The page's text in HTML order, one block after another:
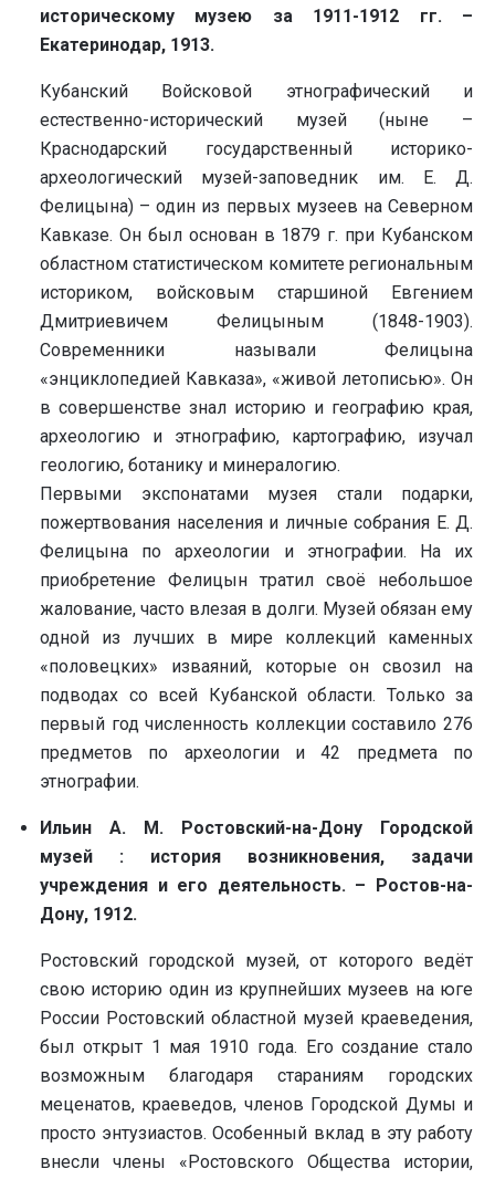
историческому музею за 1911-1912 гг. –
Екатеринодар, 1913.
Кубанский Войсковой этнографический и
естественно-исторический музей (ныне –
Краснодарский государственный историко-
археологический музей-заповедник им. Е. Д.
Фелицына) – один из первых музеев на Северном
Кавказе. Он был основан в 1879 г. при Кубанском
областном статистическом комитете региональным
историком, войсковым старшиной Евгением
Дмитриевичем Фелицыным (1848-1903).
Современники называли Фелицына
«энциклопедией Кавказа», «живой летописью». Он
в совершенстве знал историю и географию края,
археологию и этнографию, картографию, изучал
геологию, ботанику и минералогию.
Первыми экспонатами музея стали подарки,
пожертвования населения и личные собрания Е. Д.
Фелицына по археологии и этнографии. На их
приобретение Фелицын тратил своё небольшое
жалование, часто влезая в долги. Музей обязан ему
одной из лучших в мире коллекций каменных
«половецких» изваяний, которые он свозил на
подводах со всей Кубанской области. Только за
первый год численность коллекции составило 276
предметов по археологии и 42 предмета по
этнографии.
Ильин А. М. Ростовский-на-Дону Городской
музей : история возникновения, задачи
учреждения и его деятельность. – Ростов-на-
Дону, 1912.
Ростовский городской музей, от которого ведёт
свою историю один из крупнейших музеев на юге
России Ростовский областной музей краеведения,
был открыт 1 мая 1910 года. Его создание стало
возможным благодаря стараниям городских
меценатов, краеведов, членов Городской Думы и
просто энтузиастов. Особенный вклад в эту работу
внесли члены «Ростовского Общества истории,